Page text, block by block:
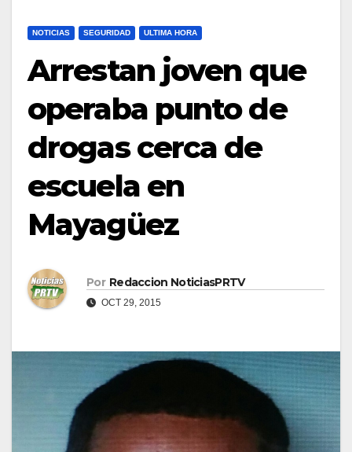
NOTICIAS SEGURIDAD ULTIMA HORA
Arrestan joven que
operaba punto de
drogas cerca de
escuela en
Mayagüez
Por Redaccion NoticiasPRTV
OCT 29, 2015